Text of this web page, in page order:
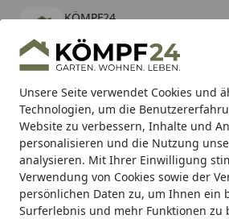
Unsere Seite verwendet Cookies und
Technologien, um die
Website zu verbessern, Inhalte und
personalisieren und die Nutzung
analysieren. Mit Ihrer Einwilligung
Verwendung von Cookies sowie der
persönlichen Daten zu, um Ihnen ein
Surferlebnis und mehr Funktionen zu
KÖMPF24
kostenlos - Im App Store
Alle Produkte
Mein Konto
Suchen
Karibu Pools inkl. gratis
Starterset (Gesamtwert